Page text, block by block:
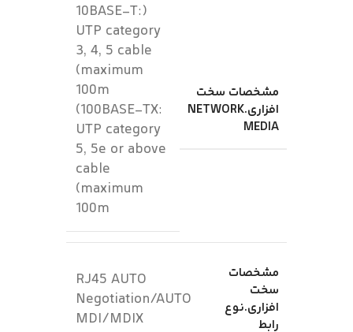
مشخصات سخت
افزاری.NETWORK
MEDIA
(10BASE-T:
UTP category
3, 4, 5 cable
(maximum
100m
(100BASE-TX:
UTP category
5, 5e or above
cable
(maximum
100m
مشخصات
سخت
افزاری.نوع
رابط
RJ45 AUTO
Negotiation/AUTO
MDI/MDIX